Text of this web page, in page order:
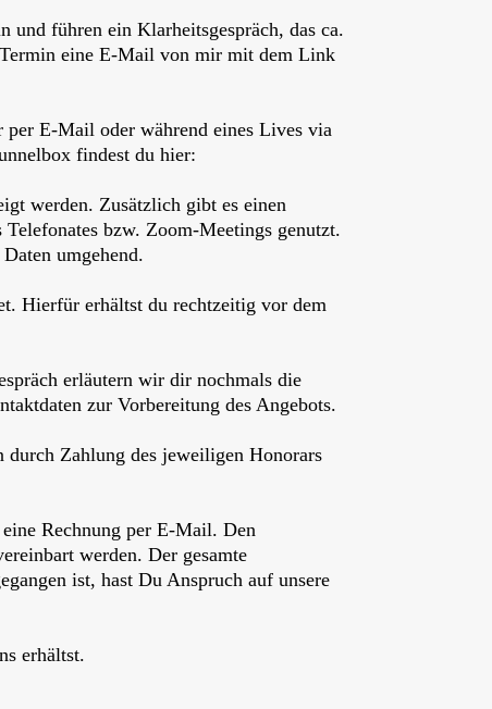
führen ein Klarheitsgespräch, das ca.
eine E-Mail von mir mit dem Link
E-Mail oder während eines Lives via
findest du hier:
werden. Zusätzlich gibt es einen
bzw. Zoom-Meetings genutzt.
umgehend.
Hierfür erhältst du rechtzeitig vor dem
erläutern wir dir nochmals die
zur Vorbereitung des Angebots.
durch Zahlung des jeweiligen Honorars
Rechnung per E-Mail. Den
werden. Der gesamte
ist, hast Du Anspruch auf unsere
erhältst.